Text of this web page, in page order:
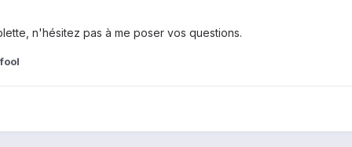
n'hésitez pas à me poser vos questions.